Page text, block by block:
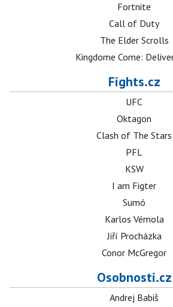
Fortnite
Call of Duty
The Elder Scrolls
Kingdome Come:
Fights.cz
UFC
Oktagon
Clash of The Stars
PFL
KSW
I am Figter
Sumó
Karlos Vémola
Jiří Procházka
Conor McGregor
Osobnosti.cz
Andrej Babiš